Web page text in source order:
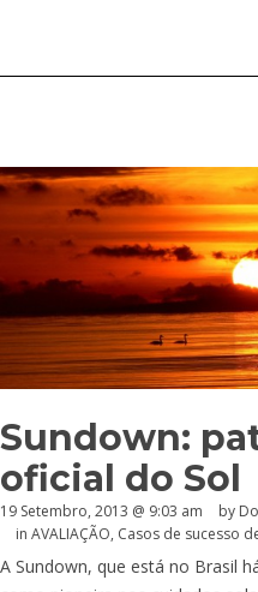
Sundown:
oficial do Sol
19 Setembro, 2013 @ 9:03 am by
in AVALIAÇÃO, Casos de sucesso
A Sundown, que está no Brasil